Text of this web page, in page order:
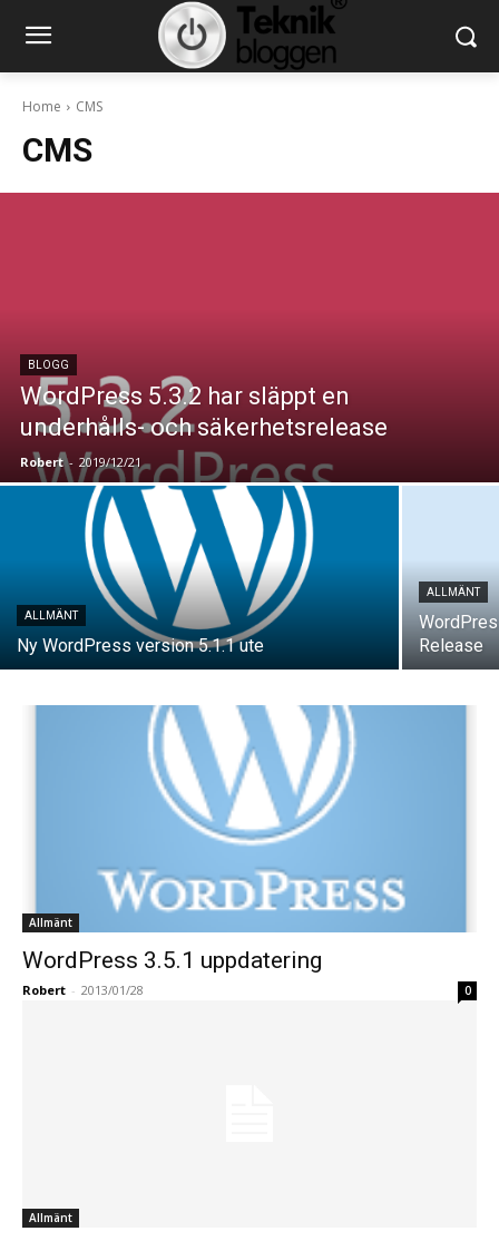
Home CMS
CMS
BLOGG
WordPress 5.3.2 har släppt en
underhålls- och säkerhetsrelease
Robert - 2019/12/21
ALLMÄNT
Ny WordPress version 5.1.1 ute
ALLMÄNT
Release
Allmänt
WordPress 3.5.1 uppdatering
Robert - 2013/01/28 0
Allmänt